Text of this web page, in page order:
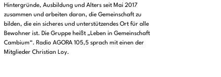
Hintergründe, Ausbildung und Alters seit Mai 2017
zusammen und arbeiten daran, die Gemeinschaft zu
bilden, die ein sicheres und unterstützendes Ort für alle
Bewohner ist. Die Gruppe heißt „Leben in Gemeinschaft
Cambium“. Radio AGORA 105,5 sprach mit einen der
Mitglieder Christian Loy.